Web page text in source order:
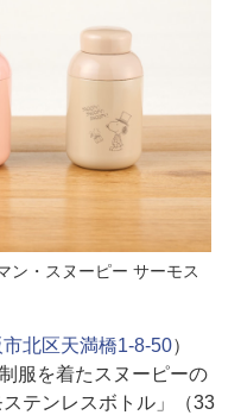
ン・スヌーピー サーモス
北区天満橋1-8-50）
服を着たスヌーピーの
ステンレスボトル」（33